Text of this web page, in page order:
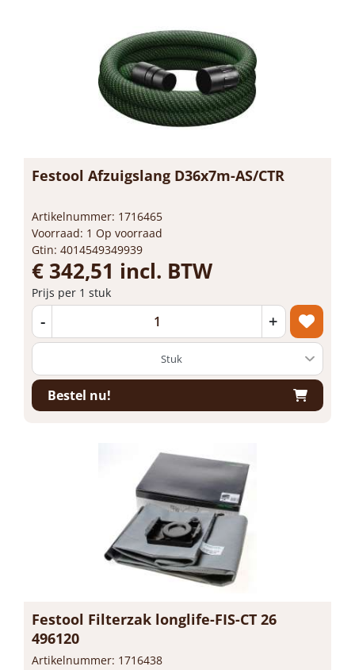
Festool Afzuigslang D36x7m-AS/CTR
Artikelnummer: 1716465
Voorraad: 1 Op voorraad
Gtin: 4014549349939
€ 342,51 incl. BTW
Prijs per 1 stuk
- +
Bestel nu!
Festool Filterzak longlife-FIS-CT 26
496120
Artikelnummer: 1716438